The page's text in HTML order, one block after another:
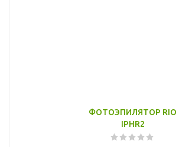
ФОТОЭПИЛЯТОР RIO
IPHR2